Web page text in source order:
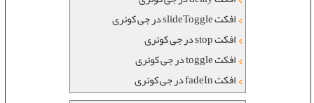
افکت slideToggle در جی کوئری
افکت stop در جی کوئری
افکت toggle در جی کوئری
افکت fadeIn در جی کوئری